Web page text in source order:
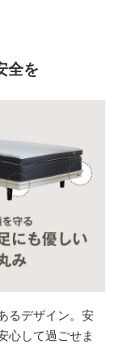
全を
るデザイン。安
心して過ごせま